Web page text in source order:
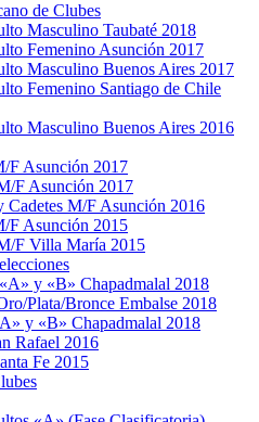
de Clubes
Masculino Taubaté 2018
Femenino Asunción 2017
Masculino Buenos Aires 2017
Femenino Santiago de Chile
Masculino Buenos Aires 2016
F Asunción 2017
F Asunción 2017
Cadetes M/F Asunción 2016
F Asunción 2015
F Villa María 2015
y «B» Chapadmalal 2018
Plata/Bronce Embalse 2018
y «B» Chapadmalal 2018
Rafael 2016
Fe 2015